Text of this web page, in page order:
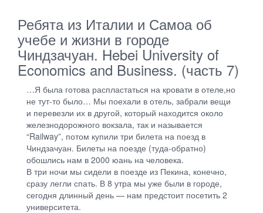
Ребята из Италии и Самоа об
учебе и жизни в городе
Чиндзачуан. Hebei University of
Economics and Business. (часть 7)
…Я была готова распластаться на кровати в отеле,но
не тут-то было… Мы поехали в отель, забрали вещи
и перевезли их в другой, который находится около
железнодорожного вокзала, так и называется
“Railway”, потом купили три билета на поезд в
Чиндзачуан. Билеты на поезде (туда-обратно)
обошлись нам в 2000 юань на человека.
В три ночи мы сидели в поезде из Пекина, конечно,
сразу легли спать. В 8 утра мы уже были в городе,
сегодня длинный день — нам предстоит посетить 2
университета.